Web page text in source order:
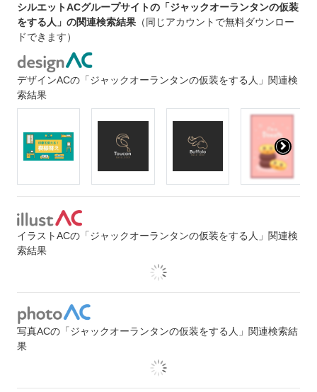
シルエットACグループサイトの「ジャックオーランタンの仮装
をする人」の関連検索結果 （同じアカウントで無料ダウンロー
ドできます）
デザインACの「ジャックオーランタンの仮装をする人」関連検
索結果
イラストACの「ジャックオーランタンの仮装をする人」関連検
索結果
写真ACの「ジャックオーランタンの仮装をする人」関連検索結
果